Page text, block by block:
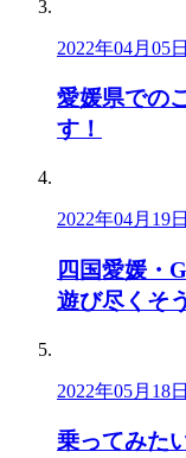
2022年04月05日
愛媛県での
す！
2022年04月19日
四国愛媛・
遊び尽くそ
2022年05月18日
乗ってみた